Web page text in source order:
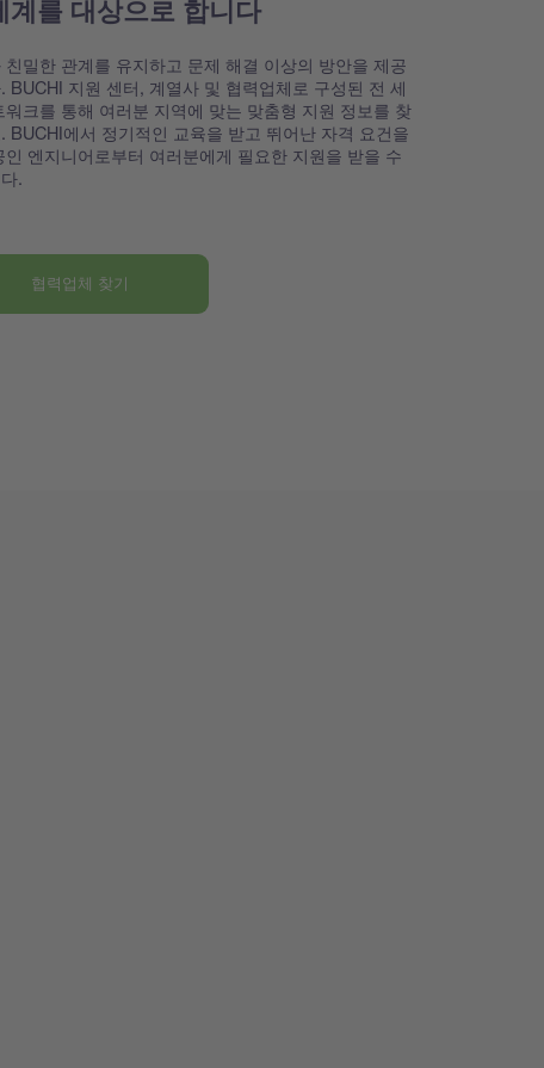
계를 대상으로 합니다
친밀한 관계를 유지하고 문제 해결 이상의 방안을 제공
BUCHI 지원 센터, 계열사 및 협력업체로 구성된 전 세
워크를 통해 여러분 지역에 맞는 맞춤형 지원 정보를 찾
BUCHI에서 정기적인 교육을 받고 뛰어난 자격 요건을
인 엔지니어로부터 여러분에게 필요한 지원을 받을 수
.
협력업체 찾기